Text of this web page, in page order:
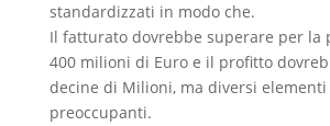
standardizzati in modo che.
Il fatturato dovrebbe superare per la
400 milioni di Euro e il profitto
decine di Milioni, ma diversi elementi
preoccupanti.